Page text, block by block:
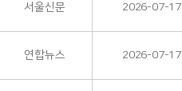
서울신문 2026-07-17
연합뉴스 2026-07-17